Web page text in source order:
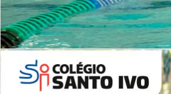
Período Integral | Saiba mais